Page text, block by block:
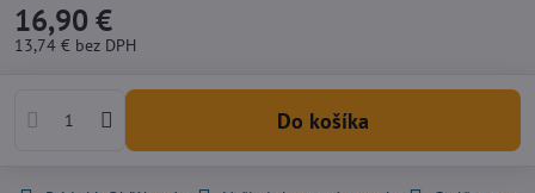
16,90 €
13,74 € bez DPH
Do košíka